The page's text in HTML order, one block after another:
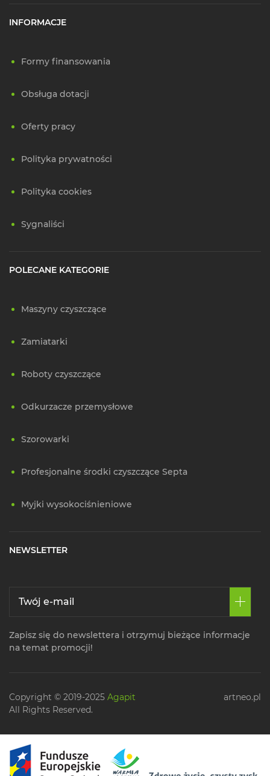
INFORMACJE
Formy finansowania
Obsługa dotacji
Oferty pracy
Polityka prywatności
Polityka cookies
Sygnaliści
POLECANE KATEGORIE
Maszyny czyszczące
Zamiatarki
Roboty czyszczące
Odkurzacze przemysłowe
Szorowarki
Profesjonalne środki czyszczące Septa
Myjki wysokociśnieniowe
NEWSLETTER
Zapisz się do newslettera i otrzymuj bieżące informacje
na temat promocji!
Copyright © 2019-2025 Agapit
All Rights Reserved.
artneo.pl